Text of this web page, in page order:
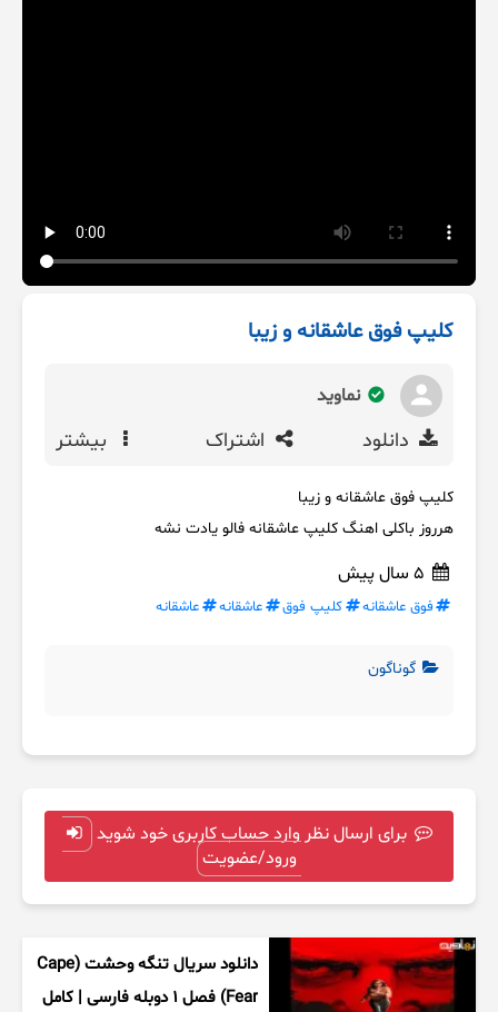
کلیپ فوق عاشقانه و زیبا
نماوید
دانلود اشتراک بیشتر
کلیپ فوق عاشقانه و زیبا
هرروز باکلی اهنگ کلیپ عاشقانه فالو یادت نشه
فوق عاشقانه کلیپ فوق عاشقانه عاشقانه
گوناگون
برای ارسال نظر وارد حساب کاربری خود شوید
ورود/عضویت
دانلود سریال تنگه وحشت (Cape
Fear) فصل ۱ دوبله فارسی | کامل